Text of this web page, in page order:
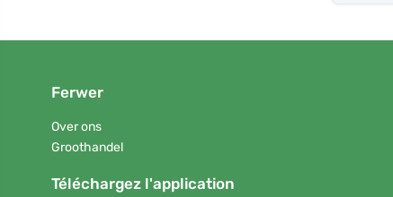
Ferwer
Over ons
Groothandel
Téléchargez l'application